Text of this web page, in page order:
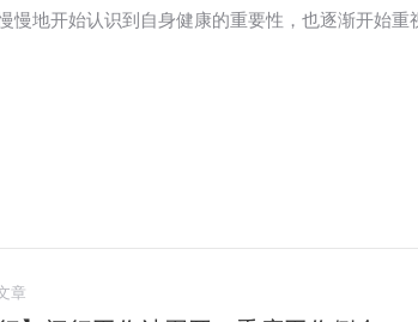
慢地开始认识到自身健康的重要性，也逐渐开始重
章